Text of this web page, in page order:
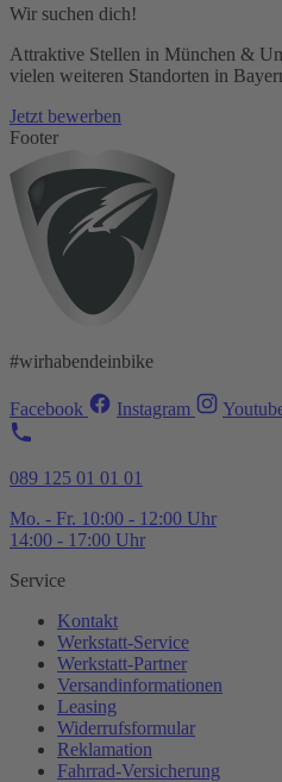
Wir suchen dich!
Attraktive Stellen in München &
vielen weiteren Standorten in
Jetzt bewerben
Footer
#wirhabendeinbike
Facebook Instagram
089 125 01 01 01
Mo. - Fr. 10:00 - 12:00 Uhr
14:00 - 17:00 Uhr
Service
Kontakt
Werkstatt-Service
Werkstatt-Partner
Versandinformationen
Leasing
Widerrufsformular
Reklamation
Fahrrad-Versicherung